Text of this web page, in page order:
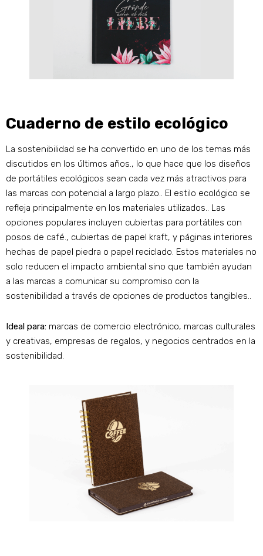
Cuaderno de estilo ecológico
La sostenibilidad se ha convertido en uno de los temas más
discutidos en los últimos años., lo que hace que los diseños
de portátiles ecológicos sean cada vez más atractivos para
las marcas con potencial a largo plazo.. El estilo ecológico se
refleja principalmente en los materiales utilizados.. Las
opciones populares incluyen cubiertas para portátiles con
posos de café., cubiertas de papel kraft, y páginas interiores
hechas de papel piedra o papel reciclado. Estos materiales no
solo reducen el impacto ambiental sino que también ayudan
a las marcas a comunicar su compromiso con la
sostenibilidad a través de opciones de productos tangibles..
Ideal para: marcas de comercio electrónico, marcas culturales
y creativas, empresas de regalos, y negocios centrados en la
sostenibilidad.